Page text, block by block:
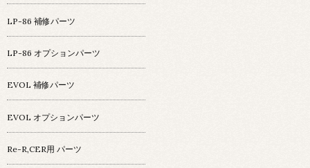
LP-86 補修パーツ
LP-86 オプションパーツ
EVOL 補修パーツ
EVOL オプションパーツ
Re-R,CER用 パーツ